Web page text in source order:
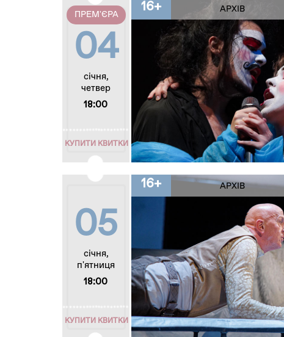
04
січня,
четвер
18:00
ПРЕМ'ЄРА
КУПИТИ КВИТКИ
16+ АРХІВ
05
січня,
п'ятниця
18:00
КУПИТИ КВИТКИ
16+ АРХІВ